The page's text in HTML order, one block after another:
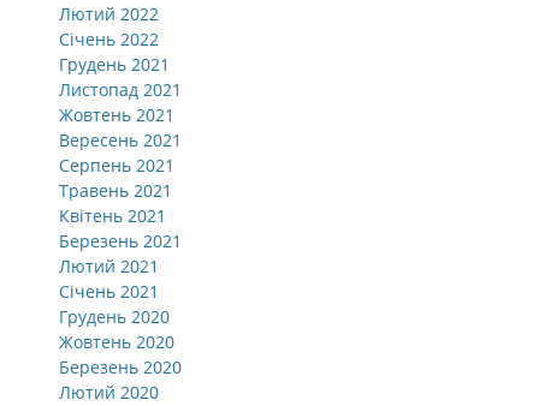
Лютий 2022
Січень 2022
Грудень 2021
Листопад 2021
Жовтень 2021
Вересень 2021
Серпень 2021
Травень 2021
Квітень 2021
Березень 2021
Лютий 2021
Січень 2021
Грудень 2020
Жовтень 2020
Березень 2020
Лютий 2020